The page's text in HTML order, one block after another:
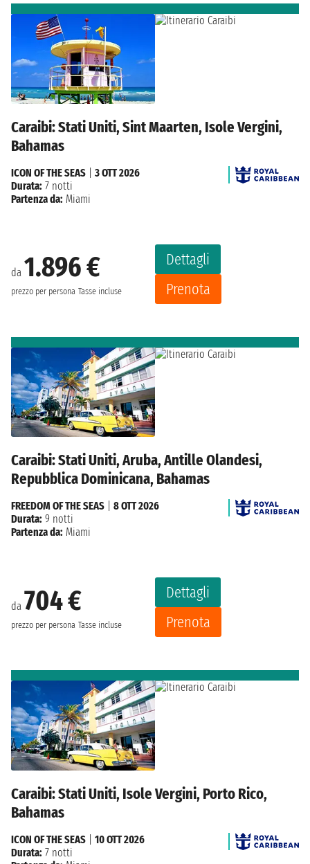
Caraibi: Stati Uniti, Sint Maarten, Isole Vergini,
Bahamas
da 1.896 €
prezzo per persona Tasse incluse
Dettagli
Prenota
ICON OF THE SEAS
3 OTT 2026
Durata: 7 notti
Partenza da: Miami
Caraibi: Stati Uniti, Aruba, Antille Olandesi,
Repubblica Dominicana, Bahamas
da 704 €
prezzo per persona Tasse incluse
Dettagli
Prenota
FREEDOM OF THE SEAS
8 OTT 2026
Durata: 9 notti
Partenza da: Miami
Caraibi: Stati Uniti, Isole Vergini, Porto Rico,
Bahamas
ICON OF THE SEAS
10 OTT 2026
Durata: 7 notti